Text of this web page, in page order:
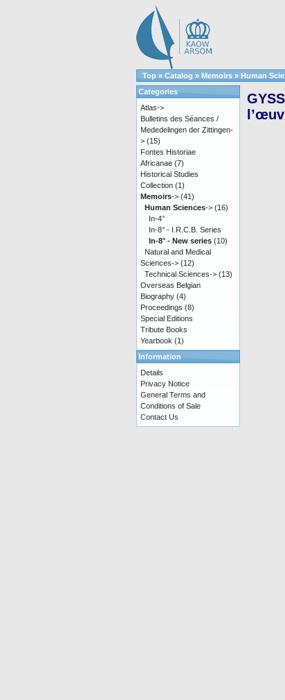
Top » Catalog » Memoirs » Human
Categories
Atlas->
Bulletins des Séances /
Mededelingen der Zittingen-
> (15)
Fontes Historiae
Africanae (7)
Historical Studies
Collection (1)
Memoirs-> (41)
Human Sciences-> (16)
In-4°
In-8° - I.R.C.B. Series
In-8° - New series (10)
Natural and Medical
Sciences-> (12)
Technical Sciences-> (13)
Overseas Belgian
Biography (4)
Proceedings (8)
Special Editions
Tribute Books
Yearbook (1)
Information
Details
Privacy Notice
General Terms and
Conditions of Sale
Contact Us